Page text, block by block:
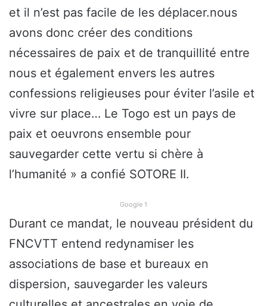
et il n’est pas facile de les déplacer.nous
avons donc créer des conditions
nécessaires de paix et de tranquillité entre
nous et également envers les autres
confessions religieuses pour éviter l’asile et
vivre sur place… Le Togo est un pays de
paix et oeuvrons ensemble pour
sauvegarder cette vertu si chère à
l’humanité » a confié SOTORE II.
Google 1
Durant ce mandat, le nouveau président du
FNCVTT entend redynamiser les
associations de base et bureaux en
dispersion, sauvegarder les valeurs